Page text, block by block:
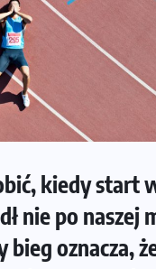
kiedy start
nie po naszej
bieg oznacza,